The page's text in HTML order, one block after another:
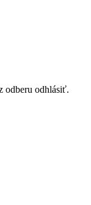
odberu odhlásiť.